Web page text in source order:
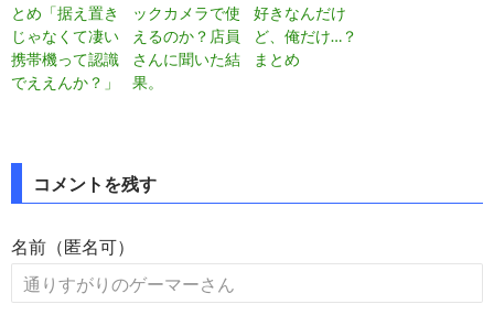
とめ「据え置き
じゃなくて凄い
携帯機って認識
でええんか？」
ックカメラで使
えるのか？店員
さんに聞いた結
果。
好きなんだけ
ど、俺だけ…？
まとめ
投
ナ
ビ
コメントを残す
名前（匿名可）